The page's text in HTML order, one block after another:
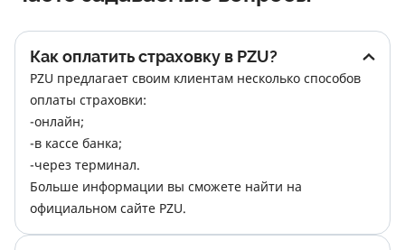
Как оплатить страховку в PZU?
PZU предлагает своим клиентам несколько способов
оплаты страховки:
-онлайн;
-в кассе банка;
-через терминал.
Больше информации вы сможете найти на
официальном сайте PZU.